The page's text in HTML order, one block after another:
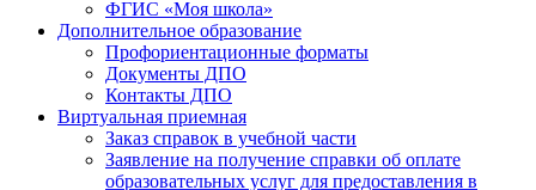
ФГИС «Моя школа»
Дополнительное образование
Профориентационные форматы
Документы ДПО
Контакты ДПО
Виртуальная приемная
Заказ справок в учебной части
Заявление на получение справки об оплате
образовательных услуг для предоставления в